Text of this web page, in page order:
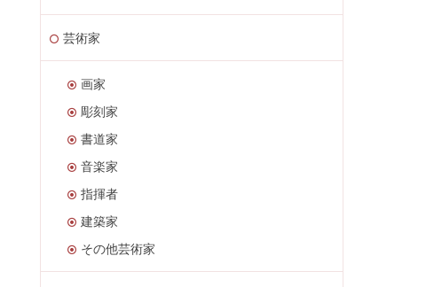
芸術家
画家
彫刻家
書道家
音楽家
指揮者
建築家
その他芸術家